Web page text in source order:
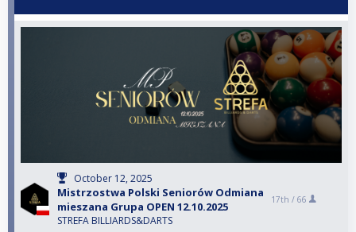
October 12, 2025
Mistrzostwa Polski Seniorów Odmiana
mieszana Grupa OPEN 12.10.2025
STREFA BILLIARDS&DARTS
17th / 66